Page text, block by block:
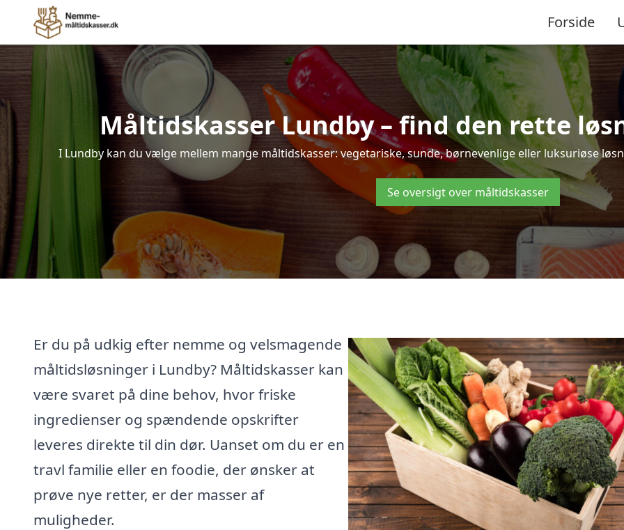
Forside
Måltidskasser Lundby – find den rette
I Lundby kan du vælge mellem mange måltidskasser: vegetariske, sunde, børnevenlige eller luksuriøse
Se oversigt over måltidskasser
Er du på udkig efter nemme og velsmagende
måltidsløsninger i Lundby? Måltidskasser kan
være svaret på dine behov, hvor friske
ingredienser og spændende opskrifter
leveres direkte til din dør. Uanset om du er en
travl familie eller en foodie, der ønsker at
prøve nye retter, er der masser af
muligheder.